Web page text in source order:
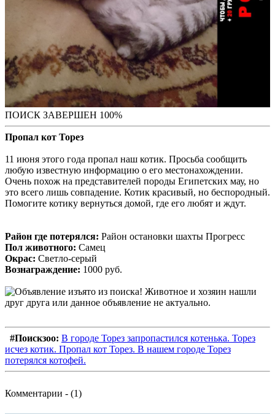
ПОИСК ЗАВЕРШЕН 100%
Пропал кот Торез
11 июня этого года пропал наш котик. Просьба сообщить
любую известную информацию о его местонахождении.
Очень похож на представителей породы Египетских мау, но
это всего лишь совпадение. Котик красивый, но беспородный.
Помогите котику вернуться домой, где его любят и ждут.
Район где потерялся: Район остановки шахты Прогресс
Пол животного: Самец
Окрас: Светло-серый
Вознаграждение: 1000 руб.
#Поискзоо: В городе Торез запропастился котенька. Торез
исчез котик. Пропал кот Торез. В нашем городе Торез
потерялся котофей.
Комментарии - (1)